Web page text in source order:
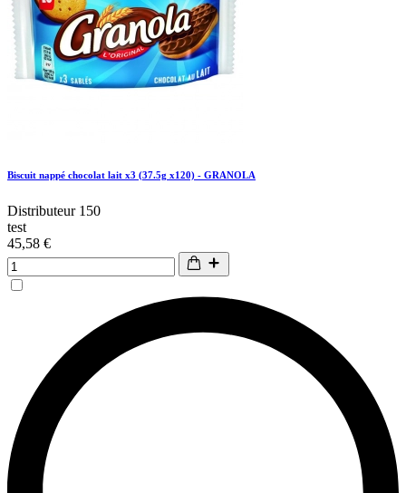
Biscuit nappé chocolat lait x3 (37.5g x120) - GRANOLA
Distributeur 150
test
45,58 €